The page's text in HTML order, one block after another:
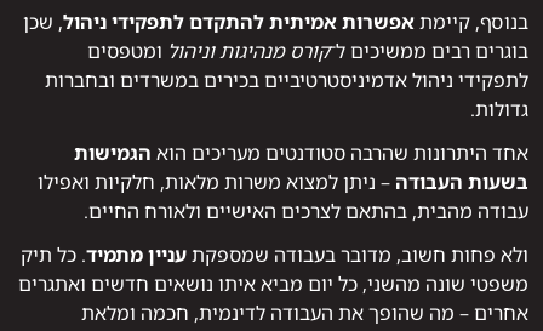
בנוסף, קיימתאפשרות אמיתית להתקדם לתפקידי ניהול, שכן
בוגרים רבים ממשיכים ל־קורס מנהיגות וניהול ומטפסים
לתפקידי ניהול אדמיניסטרטיביים בכירים במשרדים ובחברות
גדולות.
אחד היתרונות שהרבה סטודנטים מעריכים הוא הגמישות
בשעות העבודה – ניתן למצוא משרות מלאות, חלקיות ואפילו
עבודה מהבית, בהתאם לצרכים האישיים ולאורח החיים.
ולא פחות חשוב, מדובר בעבודה שמספקתעניין מתמיד. כל תיק
משפטי שונה מהשני, כל יום מביא איתו נושאים חדשים ואתגרים
אחרים – מה שהופך את העבודה לדינמית, חכמה ומלאת